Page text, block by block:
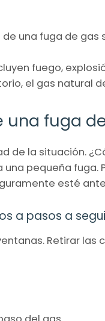
una fuga de gas
fuego,
el gas natural
una fuga
de la situación.
pequeña fuga.
esté
a pasos a
Retirar